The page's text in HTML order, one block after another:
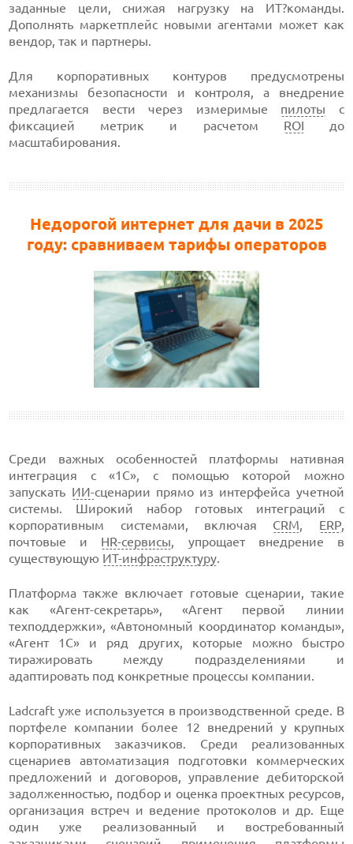
заданные цели, снижая нагрузку на ИТ?команды.
Дополнять маркетплейс новыми агентами может как
вендор, так и партнеры.
Для корпоративных контуров предусмотрены
механизмы безопасности и контроля, а внедрение
предлагается вести через измеримые пилоты с
фиксацией метрик и расчетом ROI до
масштабирования.
Недорогой интернет для дачи в 2025
году: сравниваем тарифы операторов
Среди важных особенностей платформы нативная
интеграция с «1С», с помощью которой можно
запускать ИИ-сценарии прямо из интерфейса учетной
системы. Широкий набор готовых интеграций с
корпоративным системами, включая CRM, ERP,
почтовые и HR-сервисы, упрощает внедрение в
существующую ИТ-инфраструктуру.
Платформа также включает готовые сценарии, такие
как «Агент-секретарь», «Агент первой линии
техподдержки», «Автономный координатор команды»,
«Агент 1С» и ряд других, которые можно быстро
тиражировать между подразделениями и
адаптировать под конкретные процессы компании.
Ladcraft уже используется в производственной среде. В
портфеле компании более 12 внедрений у крупных
корпоративных заказчиков. Среди реализованных
сценариев автоматизация подготовки коммерческих
предложений и договоров, управление дебиторской
задолженностью, подбор и оценка проектных ресурсов,
организация встреч и ведение протоколов и др. Еще
один уже реализованный и востребованный